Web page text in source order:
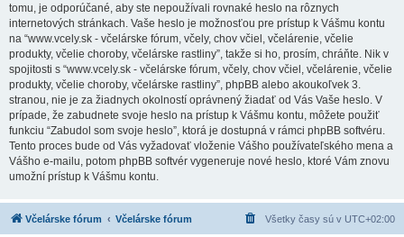
tomu, je odporúčané, aby ste nepoužívali rovnaké heslo na rôznych
internetových stránkach. Vaše heslo je možnosťou pre prístup k Vášmu kontu
na “www.vcely.sk - včelárske fórum, včely, chov včiel, včelárenie, včelie
produkty, včelie choroby, včelárske rastliny”, takže si ho, prosím, chráňte. Nik v
spojitosti s “www.vcely.sk - včelárske fórum, včely, chov včiel, včelárenie, včelie
produkty, včelie choroby, včelárske rastliny”, phpBB alebo akoukoľvek 3.
stranou, nie je za žiadnych okolností oprávnený žiadať od Vás Vaše heslo. V
prípade, že zabudnete svoje heslo na prístup k Vášmu kontu, môžete použiť
funkciu “Zabudol som svoje heslo”, ktorá je dostupná v rámci phpBB softvéru.
Tento proces bude od Vás vyžadovať vloženie Vášho používateľského mena a
Vášho e-mailu, potom phpBB softvér vygeneruje nové heslo, ktoré Vám znovu
umožní prístup k Vášmu kontu.
Včelárske fórum Včelárske fórum Všetky časy sú v UTC+02:00